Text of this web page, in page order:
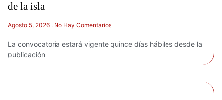
de la isla
Agosto 5, 2026 No Hay Comentarios
La convocatoria estará vigente quince días hábiles desde la
publicación